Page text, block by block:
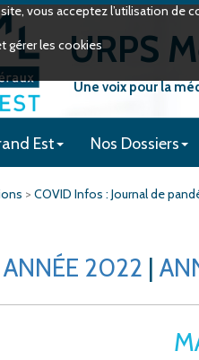
vous acceptez l’utilisation
gérer les cookiesURPS
Une voix pour la
Est Nos Dossiers
> COVID Infos : Journal de
ANNÉE 2022 |